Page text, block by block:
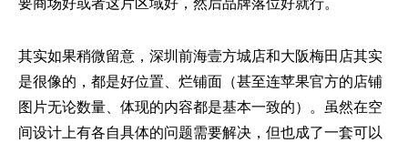
其实如果稍微留意，深圳前海壹方城店和大阪梅田店其实
是很像的，都是好位置、烂铺面（甚至连苹果官方的店铺
图片无论数量、体现的内容都是基本一致的）。虽然在空
间设计上有各自具体的问题需要解决，但也成了一套可以